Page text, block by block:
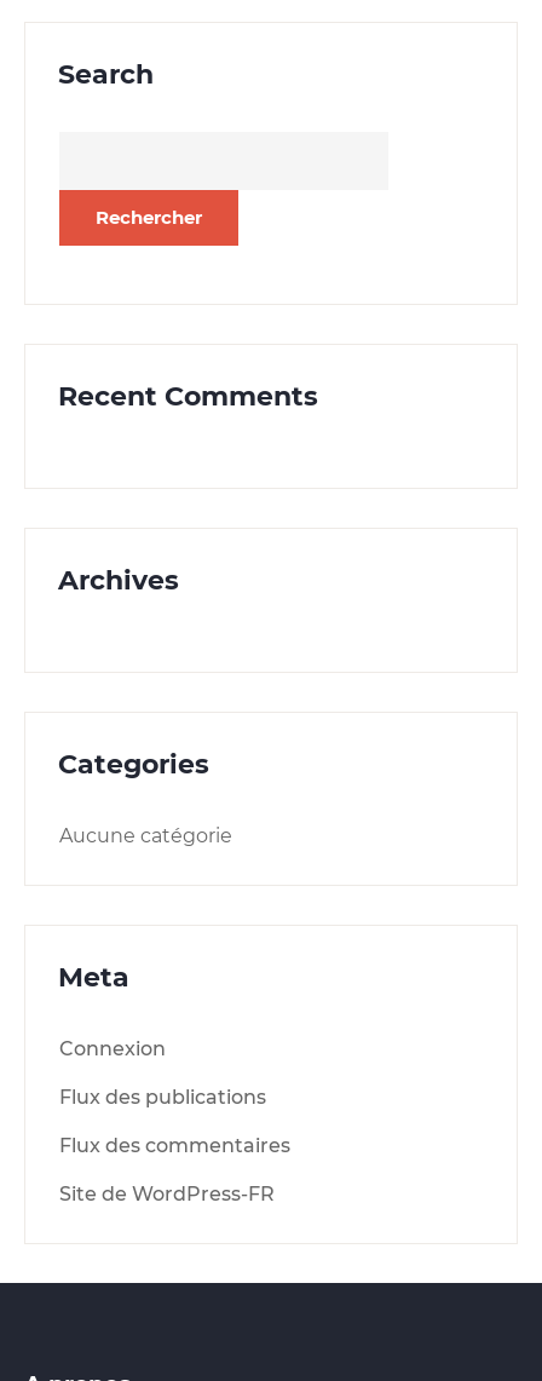
Search
Recent Comments
Archives
Categories
Aucune catégorie
Meta
Connexion
Flux des publications
Flux des commentaires
Site de WordPress-FR